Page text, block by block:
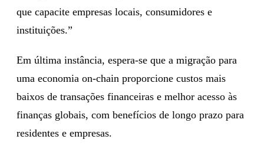
que capacite empresas locais, consumidores e
instituições.”
Em última instância, espera-se que a migração para
uma economia on-chain proporcione custos mais
baixos de transações financeiras e melhor acesso às
finanças globais, com benefícios de longo prazo para
residentes e empresas.